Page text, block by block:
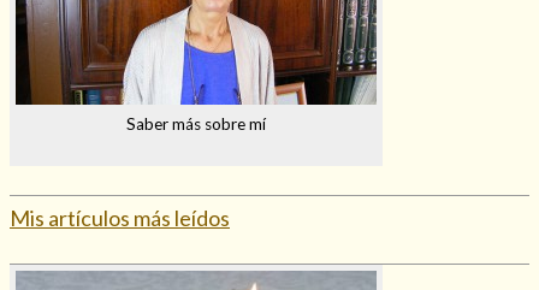
Saber más sobre mí
Mis artículos más leídos